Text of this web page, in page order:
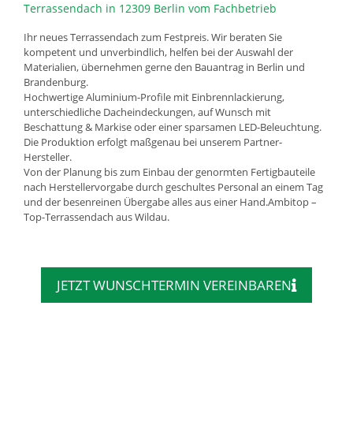
Terrassendach in 12309 Berlin vom Fachbetrieb
Ihr neues Terrassendach zum Festpreis. Wir beraten Sie
kompetent und unverbindlich, helfen bei der Auswahl der
Materialien, übernehmen gerne den Bauantrag in Berlin und
Brandenburg.
Hochwertige Aluminium-Profile mit Einbrennlackierung,
unterschiedliche Dacheindeckungen, auf Wunsch mit
Beschattung & Markise oder einer sparsamen LED-Beleuchtung.
Die Produktion erfolgt maßgenau bei unserem Partner-
Hersteller.
Von der Planung bis zum Einbau der genormten Fertigbauteile
nach Herstellervorgabe durch geschultes Personal an einem Tag
und der besenreinen Übergabe alles aus einer Hand.Ambitop –
Top-Terrassendach aus Wildau.
JETZT WUNSCHTERMIN VEREINBAREN